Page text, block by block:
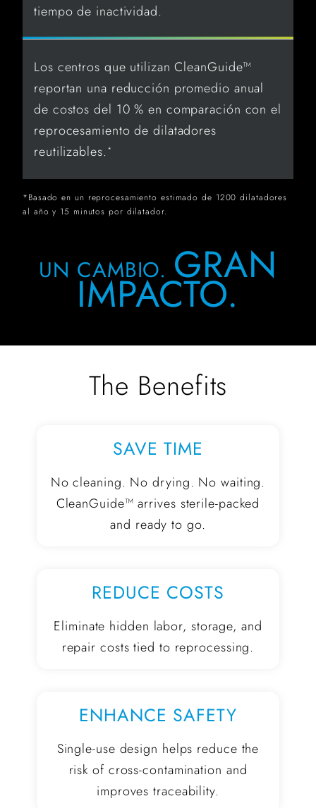
tiempo de inactividad.
Los centros que utilizan CleanGuide™
reportan una reducción promedio anual
de costos del 10 % en comparación con el
reprocesamiento de dilatadores
reutilizables. *
*Basado en un reprocesamiento estimado de 1200 dilatadores
al año y 15 minutos por dilatador.
UN CAMBIO. GRAN
IMPACTO.
The Benefits
SAVE TIME
No cleaning. No drying. No waiting.
CleanGuide™ arrives sterile-packed
and ready to go.
REDUCE COSTS
Eliminate hidden labor, storage, and
repair costs tied to reprocessing.
ENHANCE SAFETY
Single-use design helps reduce the
risk of cross-contamination and
improves traceability.